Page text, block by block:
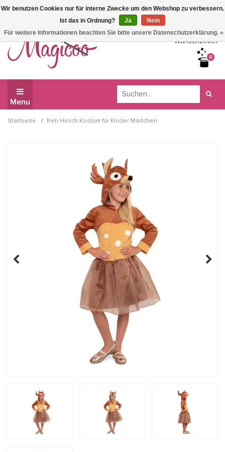
Wir haben Betriebsferien, daher können Sie derzeit nicht
bestellen.
Wunschzettel
0
Menu
Startseite / Reh Hirsch Kostüm für Kinder Mädchen
Wir benutzen Cookies nur für interne Zwecke um den Webshop zu verbessern.
Ist das in Ordnung?
Ja
Nein
Für weitere Informationen beachten Sie bitte unsere Datenschutzerklärung. »